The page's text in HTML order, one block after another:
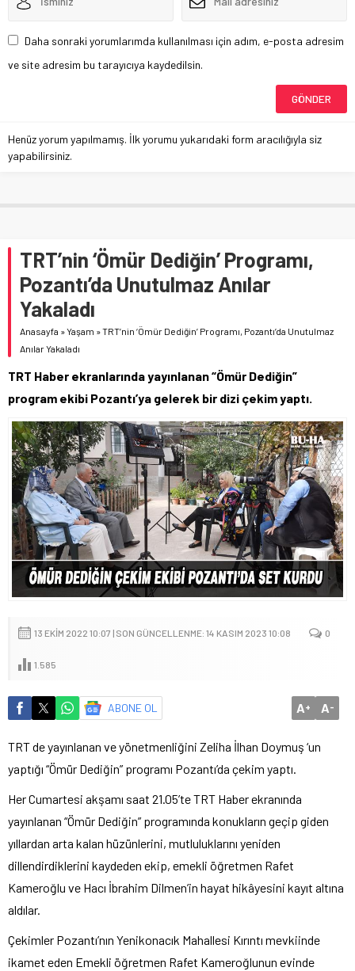
Daha sonraki yorumlarımda kullanılması için adım, e-posta adresim
ve site adresim bu tarayıcıya kaydedilsin.
Henüz yorum yapılmamış. İlk yorumu yukarıdaki form aracılığıyla siz
yapabilirsiniz.
TRT’nin ‘Ömür Dediğin’ Programı,
Pozantı’da Unutulmaz Anılar
Yakaladı
Anasayfa »Yaşam »TRT’nin ‘Ömür Dediğin’ Programı, Pozantı’da Unutulmaz
Anılar Yakaladı
TRT Haber ekranlarında yayınlanan “Ömür Dediğin”
program ekibi Pozantı’ya gelerek bir dizi çekim yaptı.
13 EKIM 2022 10:07 | SON GÜNCELLENME: 14 KASIM 2023 10:08 0
1.585
ABONE OL A+ A-
TRT de yayınlanan ve yönetmenliğini Zeliha İlhan Doymuş ‘un
yaptığı “Ömür Dediğin” programı Pozantı’da çekim yaptı.
Her Cumartesi akşamı saat 21.05’te TRT Haber ekranında
yayınlanan “Ömür Dediğin” programında konukların geçip giden
yıllardan arta kalan hüzünlerini, mutluluklarını yeniden
dillendirdiklerini kaydeden ekip, emekli öğretmen Rafet
Kameroğlu ve Hacı İbrahim Dilmen’in hayat hikâyesini kayıt altına
aldılar.
Çekimler Pozantı’nın Yenikonacık Mahallesi Kırıntı mevkiinde
ikamet eden Emekli öğretmen Rafet Kameroğlunun evinde